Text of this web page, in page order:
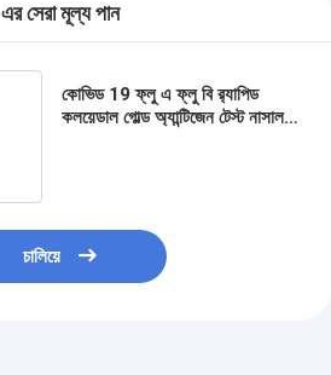
এর সেরা মূল্য পান
কোভিড 19 ফ্লু এ ফ্লু বি র‍্যাপিড
কলয়েডাল গোল্ড অ্যান্টিজেন টেস্ট নাসাল
চালিয়ে